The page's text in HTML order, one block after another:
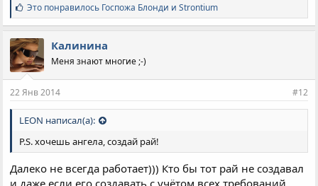
С
и
м
п
а
т
и
:
Это понравилось Госпожа Блонди иStrontium
Калинина
Меня знают многие ;-)
22 Янв 2014 #12
LEON написал(а):
P.S. хочешь ангела, создай рай!
Далеко не всегда работает))) Кто бы тот рай не создавал
и даже если его создавать с учётом всех требований